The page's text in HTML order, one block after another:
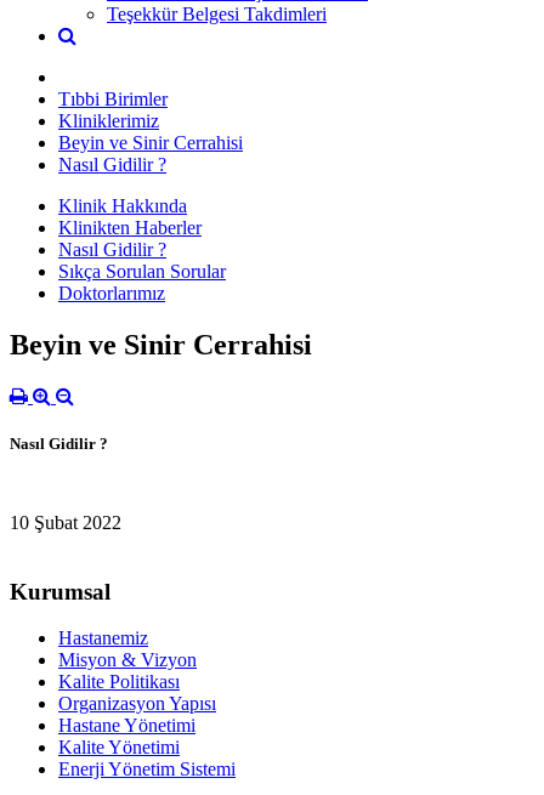
Teşekkür Belgesi Takdimleri
Tıbbi Birimler
Kliniklerimiz
Beyin ve Sinir Cerrahisi
Nasıl Gidilir ?
Klinik Hakkında
Klinikten Haberler
Nasıl Gidilir ?
Sıkça Sorulan Sorular
Doktorlarımız
Beyin ve Sinir Cerrahisi
Nasıl Gidilir ?
10 Şubat 2022
Kurumsal
Hastanemiz
Misyon & Vizyon
Kalite Politikası
Organizasyon Yapısı
Hastane Yönetimi
Kalite Yönetimi
Enerji Yönetim Sistemi